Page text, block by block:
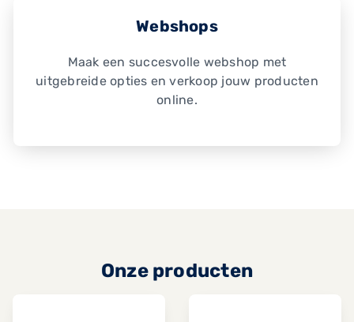
Webshops
Maak een succesvolle webshop met
uitgebreide opties en verkoop jouw producten
online.
Onze producten